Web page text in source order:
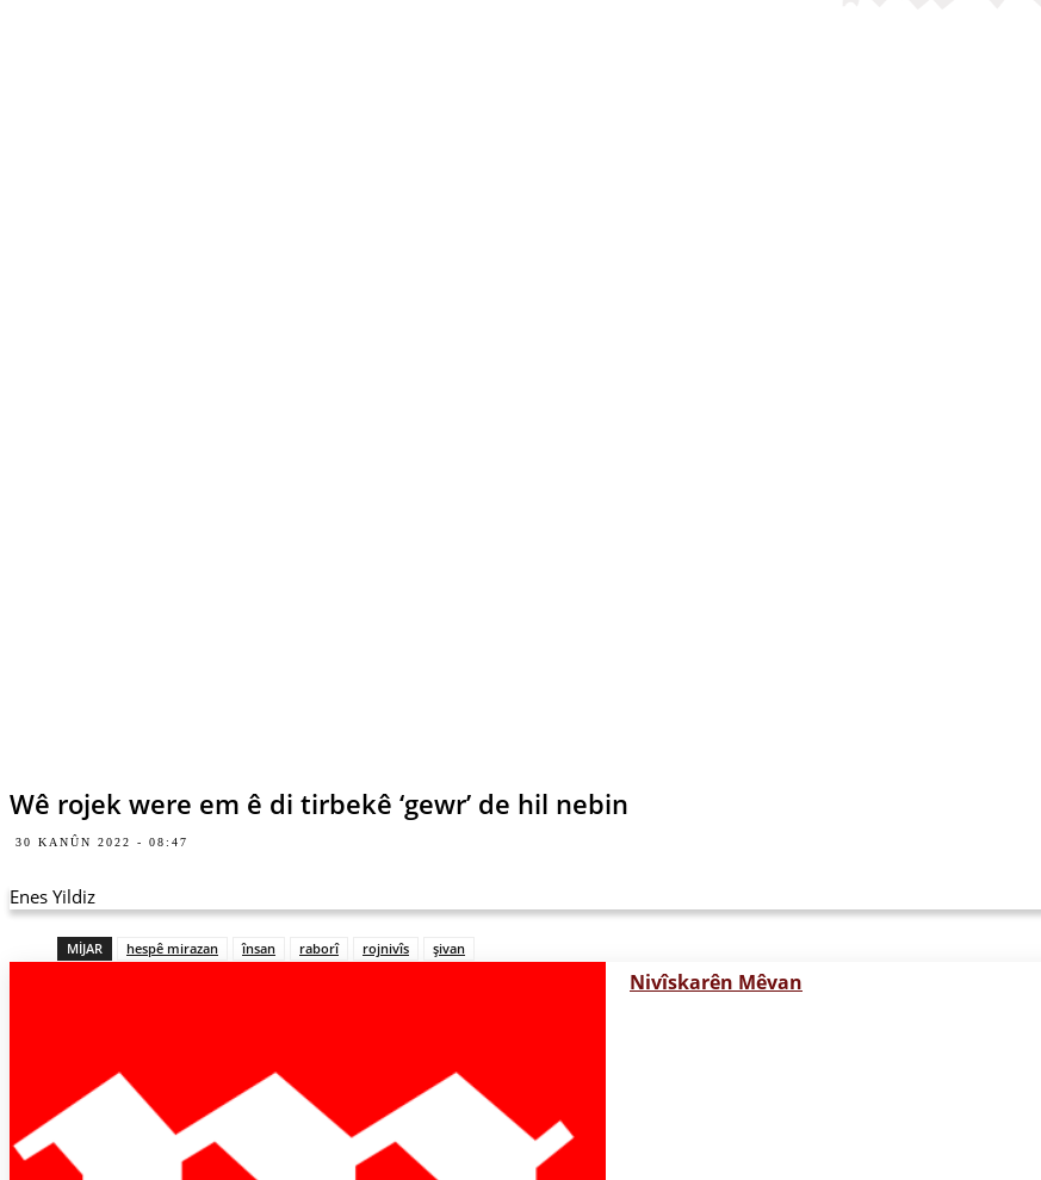
Wê rojek were em ê di tirbekê ‘gewr’ de hil nebin
30 KANÛN 2022 - 08:47
Enes Yildiz
MIJAR hespê mirazan însan raborî rojnivîs şivan
Nivîskarên Mêvan